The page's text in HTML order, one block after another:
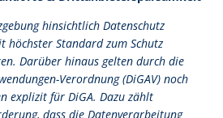
hinsichtlich Datenschutz
höchster Standard zum Schutz
Darüber hinaus gelten durch die
Verordnung (DiGAV) noch
explizit für DiGA. Dazu zählt
dass die Datenverarbeitung